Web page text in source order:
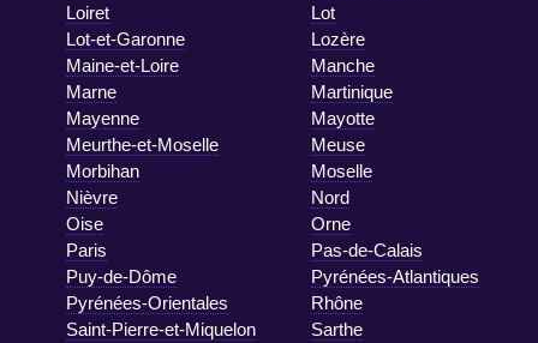
Loiret
Lot
Lot-et-Garonne
Lozère
Maine-et-Loire
Manche
Marne
Martinique
Mayenne
Mayotte
Meurthe-et-Moselle
Meuse
Morbihan
Moselle
Nièvre
Nord
Oise
Orne
Paris
Pas-de-Calais
Puy-de-Dôme
Pyrénées-Atlantiques
Pyrénées-Orientales
Rhône
Saint-Pierre-et-Miquelon
Sarthe